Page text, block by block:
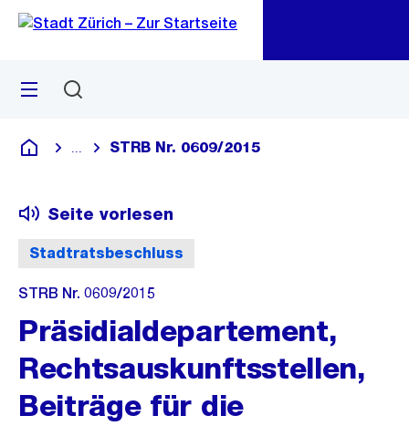
Navigation
Sprunglink
Menü
Deutsch
Blende alle Breadcrumbs ein
STRB Nr. 0609/2015
Stadtratsbeschluss
Seite vorlesen
STRB Nr. 0609/2015
Präsidialdepartement,
Rechtsauskunftsstellen,
Beiträge für die